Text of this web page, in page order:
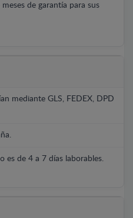
de garantía para sus
mediante GLS, FEDEX, DPD
es de 4 a 7 días laborables.